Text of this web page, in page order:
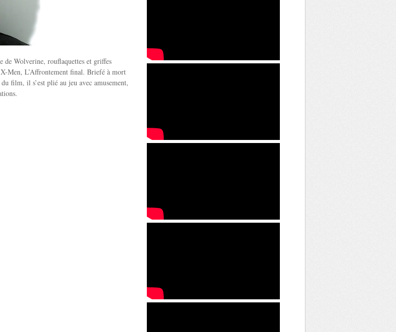
de Wolverine, rouflaquettes et griffes
Men, L’Affrontement final. Briefé à mort
film, il s’est plié au jeu avec amusement,